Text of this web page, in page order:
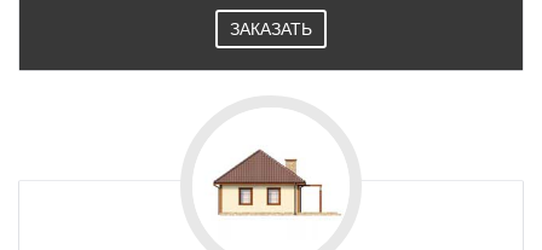
ЗАКАЗАТЬ